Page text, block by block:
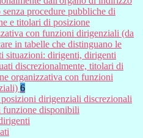
procedure pubbliche di
e titolari di posizione
con funzioni dirigenziali (da
in tabelle che distinguano le
situazioni: dirigenti, dirigenti
discrezionalmente, titolari di
organizzativa con funzioni
6
dirigenziali discrezionali
funzione disponibili